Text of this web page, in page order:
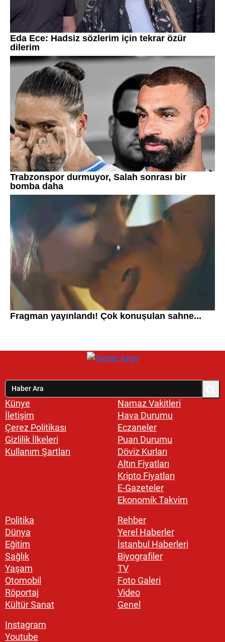
Künye
İletişim
Çerez Politikası
Gizlilik İlkeleri
Kullanım Şartları
Namaz Vakitleri
Hava Durumu
Eczaneler
Puan Durumu
Döviz Kurları
Altın Fiyatları
Kripto Fiyatları
E-Gazeteler
Ekonomik Takvim
Politika
Dünya
Eğitim
Sağlık
Yaşam
Otomobil
Röportaj
Kültür Sanat
Rehber
Yerel Haberler
İstanbul Haberleri
Biyografiler
TV
Foto Galeri
Video
Genel
Instagram
Youtube